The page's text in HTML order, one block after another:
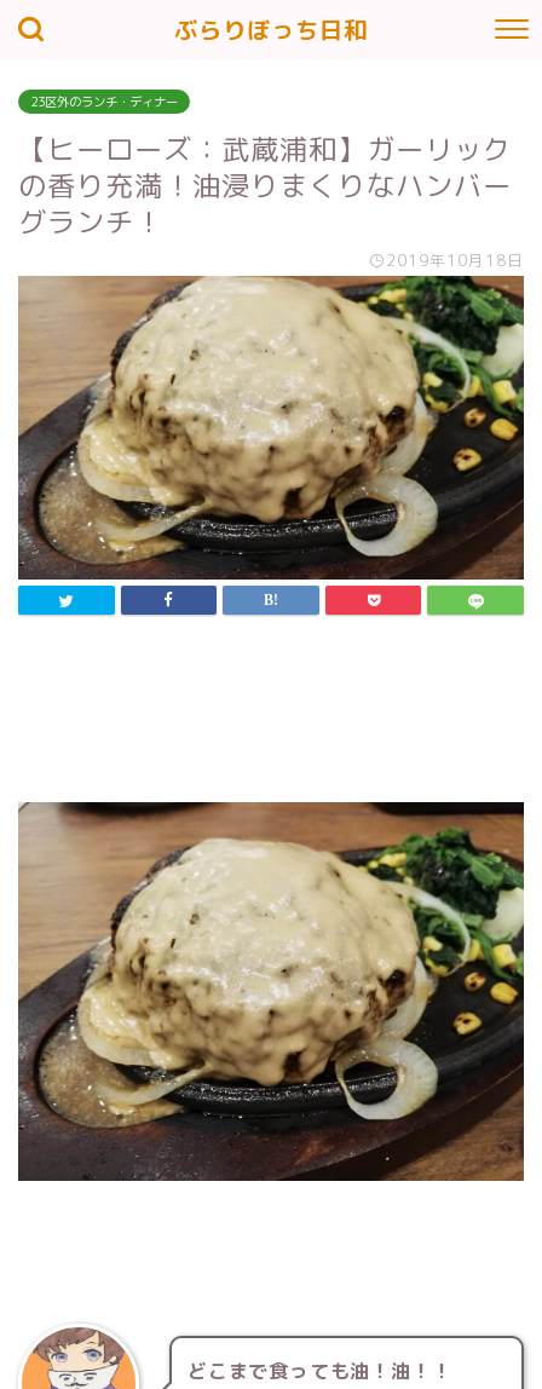
ぶらりぼっち日和
23区外のランチ・ディナー
【ヒーローズ：武蔵浦和】ガーリック
の香り充満！油浸りまくりなハンバー
グランチ！
2019年10月18日
どこまで食っても油！油！！